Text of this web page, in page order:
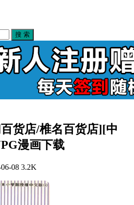
搜 索
货店/椎名百货店][中
漫画下载
08 3.2K